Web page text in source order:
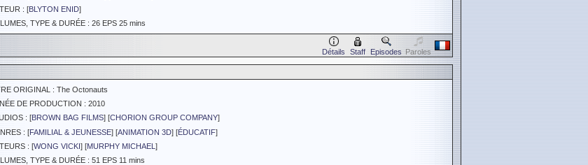
: [BLYTON ENID]
TYPE & DURÉE : 26 EPS 25 mins
Détails Staff Episodes Paroles
ORIGINAL : The Octonauts
DE PRODUCTION : 2010
: [BROWN BAG FILMS] [CHORION GROUP COMPANY]
: [FAMILIAL & JEUNESSE] [ANIMATION 3D] [ÉDUCATIF]
: [WONG VICKI] [MURPHY MICHAEL ]
TYPE & DURÉE : 51 EPS 11 mins